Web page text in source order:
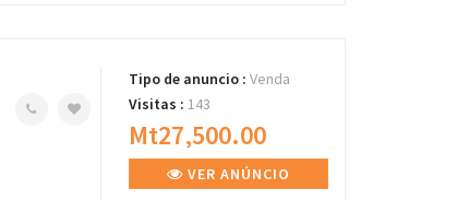
Tipo de anuncio : Venda
Visitas : 143
Mt27,500.00
VER ANÚNCIO